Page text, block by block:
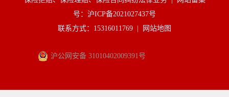
号：沪ICP备2021027437号
联系方式：15316011769 |
网站地图
沪公网安备 31010402009391号